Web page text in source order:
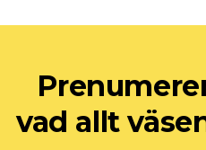
vad allt